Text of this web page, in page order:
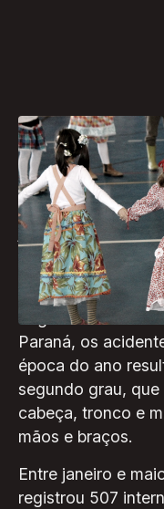
As bandeirinhas,
fogueiras fazem
juninas em todo o
celebrações,
acidentes por
Segundo a
Paraná, os
época do ano
segundo grau,
cabeça, tronco e
mãos e braços.
Entre janeiro e
registrou 507